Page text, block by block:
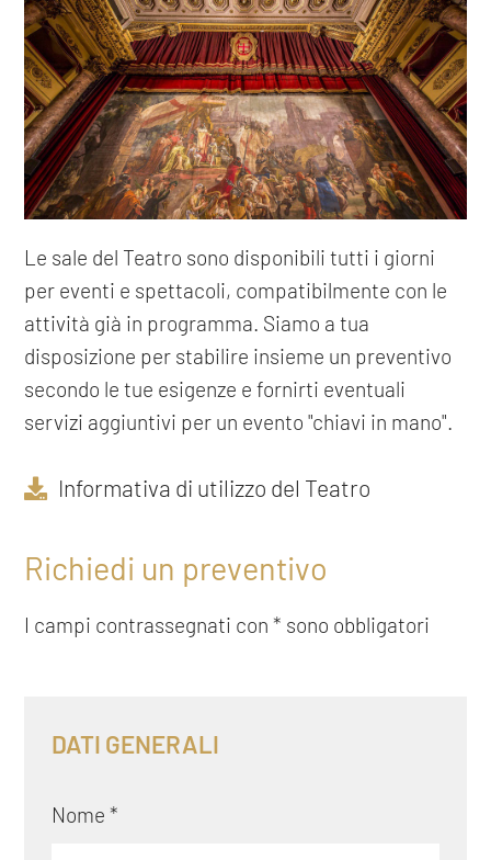
Le sale del Teatro sono disponibili tutti i giorni
per eventi e spettacoli, compatibilmente con le
attività già in programma. Siamo a tua
disposizione per stabilire insieme un preventivo
secondo le tue esigenze e fornirti eventuali
servizi aggiuntivi per un evento "chiavi in mano".
Informativa di utilizzo del Teatro
Richiedi un preventivo
I campi contrassegnati con * sono obbligatori
DATI GENERALI
Nome *